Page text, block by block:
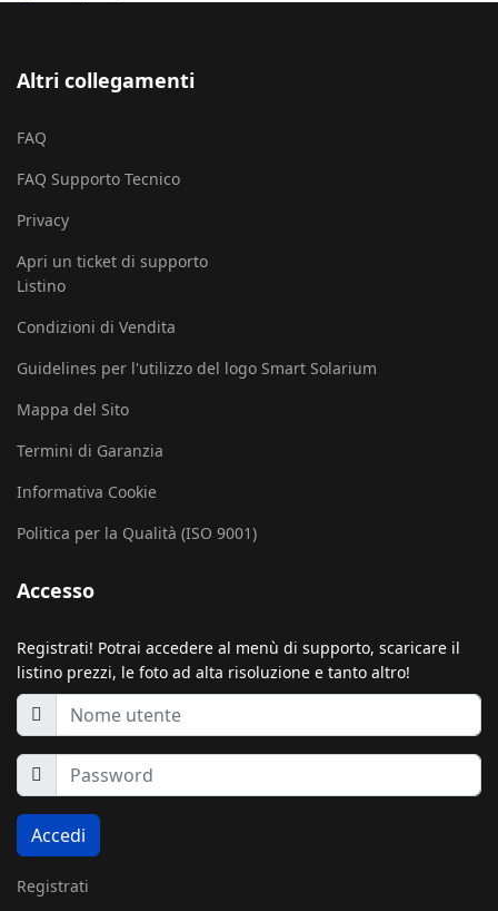
Altri collegamenti
FAQ
FAQ Supporto Tecnico
Privacy
Apri un ticket di supporto
Listino
Condizioni di Vendita
Guidelines per l'utilizzo del logo Smart Solarium
Mappa del Sito
Termini di Garanzia
Informativa Cookie
Politica per la Qualità (ISO 9001)
Accesso
Registrati! Potrai accedere al menù di supporto, scaricare il
listino prezzi, le foto ad alta risoluzione e tanto altro!
Accedi
Registrati